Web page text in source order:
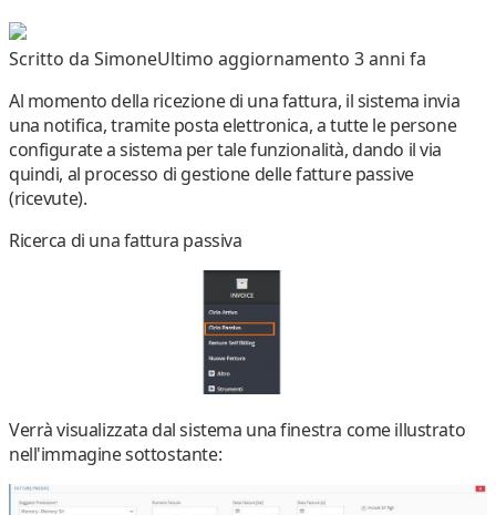
Scritto da SimoneUltimo aggiornamento 3 anni fa
Al momento della ricezione di una fattura, il sistema invia
una notifica, tramite posta elettronica, a tutte le persone
configurate a sistema per tale funzionalità, dando il via
quindi, al processo di gestione delle fatture passive
(ricevute).
Ricerca di una fattura passiva
Verrà visualizzata dal sistema una finestra come illustrato
nell'immagine sottostante: